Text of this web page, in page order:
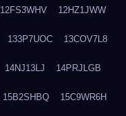
12FS3WHV 12HZ1JWW
133P7UOC 13COV7L8
14NJ13LJ 14PRJLGB
15B2SHBQ 15C9WR6H